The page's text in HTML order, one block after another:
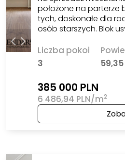
położone na parterze
tych, doskonałe dla
osób starszych. Blok
Liczba pokoi
3
59,35
385 000 PLN
6 486,94 PLN/m2